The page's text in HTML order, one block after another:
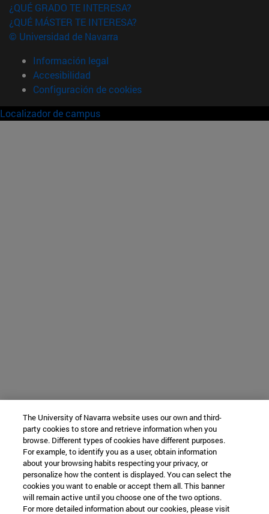
¿QUÉ GRADO TE INTERESA?
¿QUÉ MÁSTER TE INTERESA?
© Universidad de Navarra
Información legal
Accesibilidad
Configuración de cookies
Localizador de campus
The University of Navarra website uses our own and third-
party cookies to store and retrieve information when you
browse. Different types of cookies have different purposes.
For example, to identify you as a user, obtain information
about your browsing habits respecting your privacy, or
personalize how the content is displayed. You can select the
cookies you want to enable or accept them all. This banner
will remain active until you choose one of the two options.
For more detailed information about our cookies, please visit